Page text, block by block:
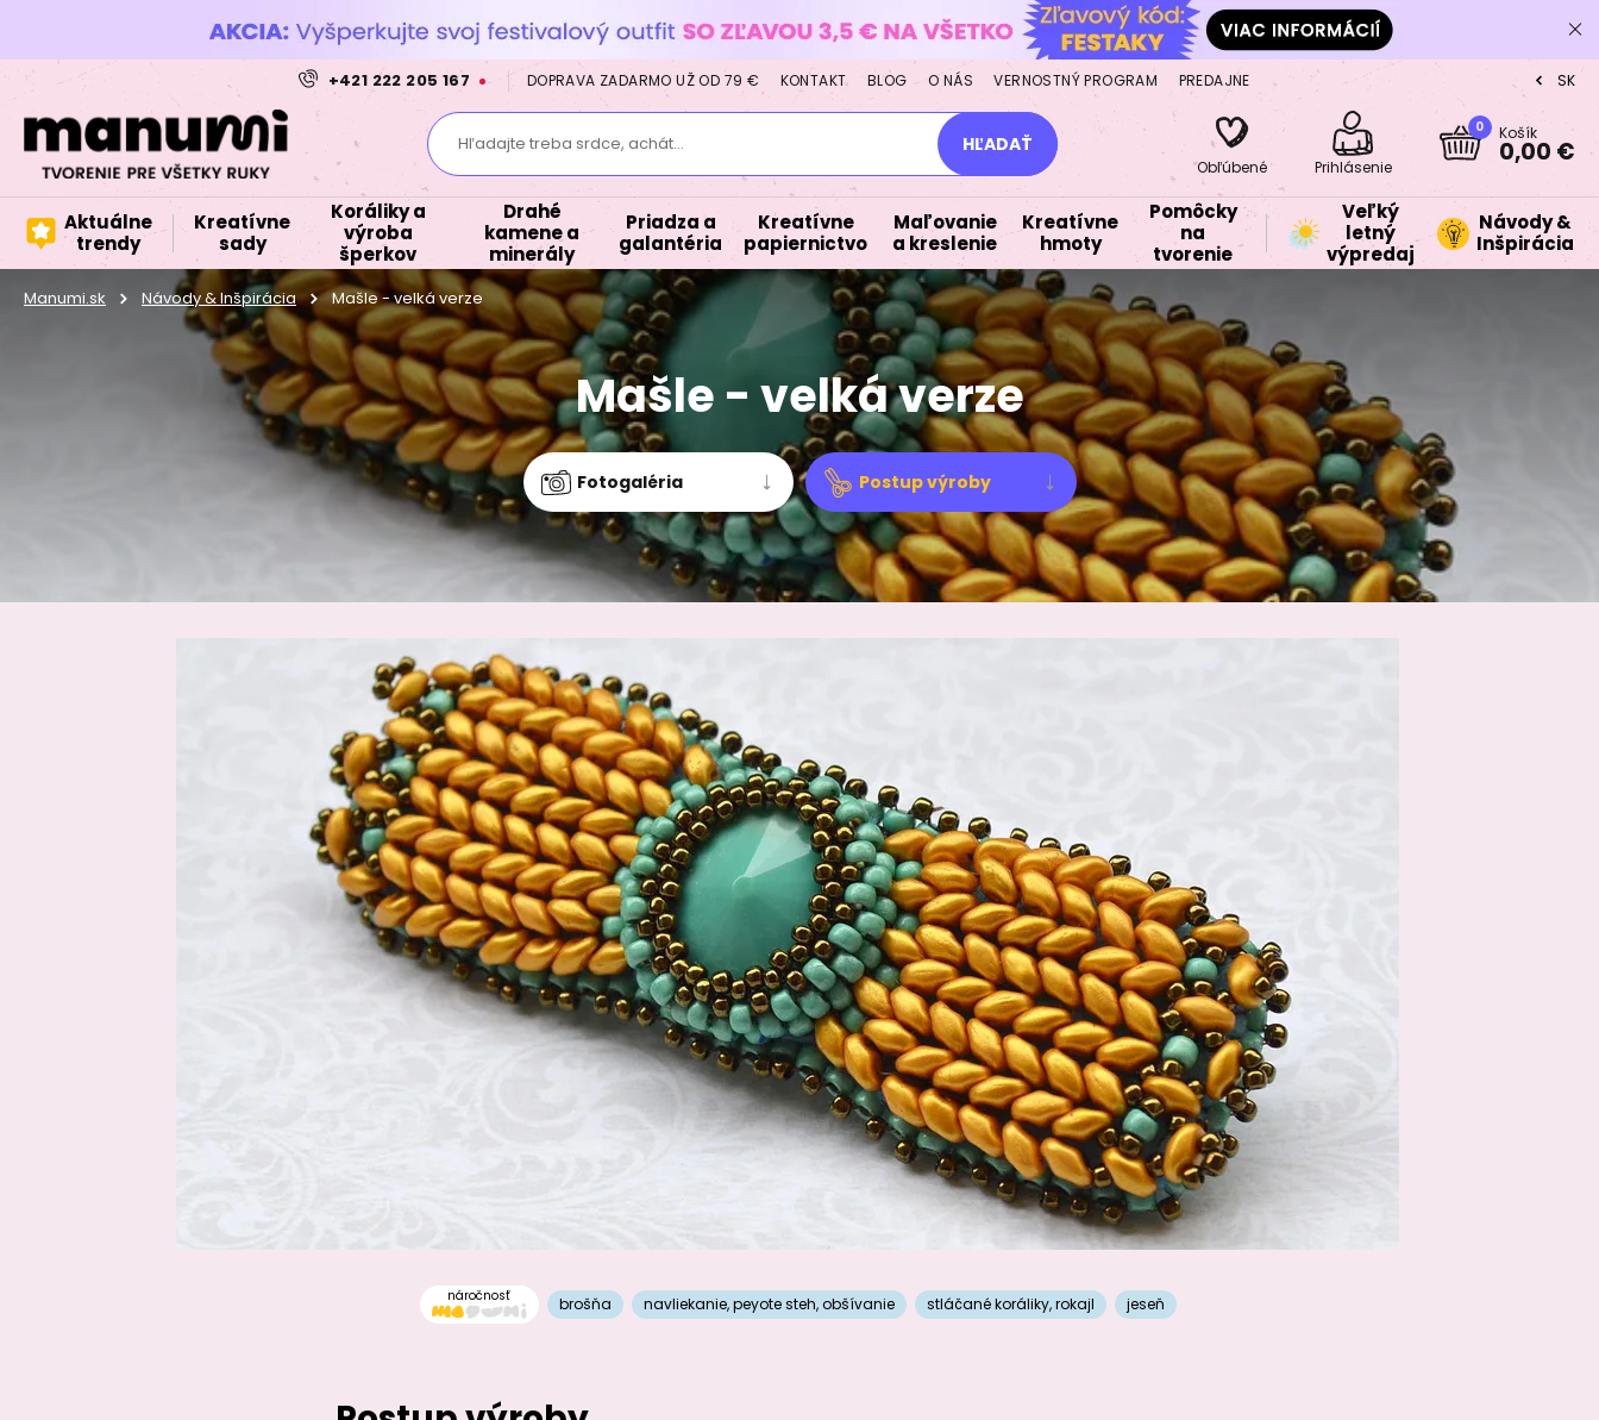
+421 222 205 167 DOPRAVA ZADARMO UŽ OD 79 € KONTAKT BLOG O NÁS VERNOSTNÝ PROGRAM PREDAJNE CZ
SK
Hľadajte treba srdce, achát... HĽADAŤ
Obľúbené Prihlásenie
0 Košík
0,00 €
Aktuálne
trendy
Kreatívne
sady
Koráliky a
výroba
šperkov
Drahé
kamene a
minerály
Priadza a
galantéria
Kreatívne
papiernictvo
Maľovanie
a kreslenie
Kreatívne
hmoty
Pomôcky
na
tvorenie
Veľký
letný
výpredaj
Návody &
Inšpirácia
Manumi.sk Návody & Inšpirácia Mašle - velká verze
Mašle - velká verze
Fotogaléria Postup výroby
náročnosť brošňa navliekanie,peyote steh,obšívanie stláčané koráliky,rokajl jeseň